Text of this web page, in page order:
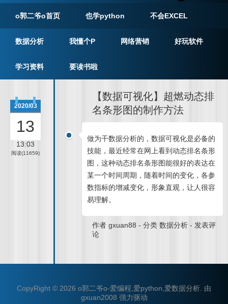
o郭二爷o首页 也学python 不会EXCEL
数据分析 我懂个P 网络营销 好玩软件
学习资料 要读书啦
【数据可视化】超燃动态排
名条形图的制作方法
2020/03
13
13:03
阅读(11659)
做为干数据分析的，数据可视化是必备的
技能，最近经常在网上看到动态排名条形
图，这种动态排名条形图能很好的表达在
某一个时间周期，随着时间的变化，各参
数指标的增减变化，形象直观，让人很容
易理解。
作者gxuan88 -分类数据分析 - 发表评
论
CopyRight © 2026 o郭二爷o-爱编程,爱python,爱数据分析 由
gxuan2008 强力驱动